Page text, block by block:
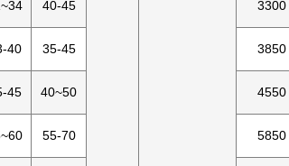
40-45 3300
40 35-45 3850
45 40~50 4550
55-70 5850